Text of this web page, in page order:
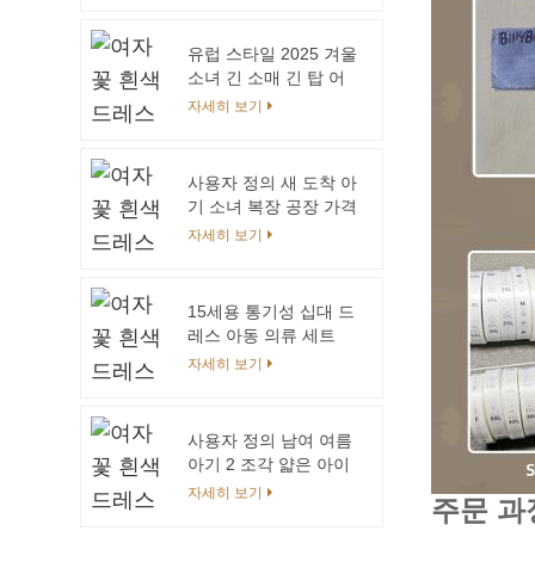
주문 과
유럽 ​​스타일 2025 겨울
소녀 긴 소매 긴 탑 어
린이 우아한 스타일 핑
자세히 보기
사용자 정의 새 도착 아
기 소녀 복장 공장 가격
어린이 봄 여름을위한
자세히 보기
15세용 통기성 십대 드
레스 아동 의류 세트
자세히 보기
사용자 정의 남여 여름
아기 2 조각 얇은 아이
니트 스웨터 탑 반바지
자세히 보기